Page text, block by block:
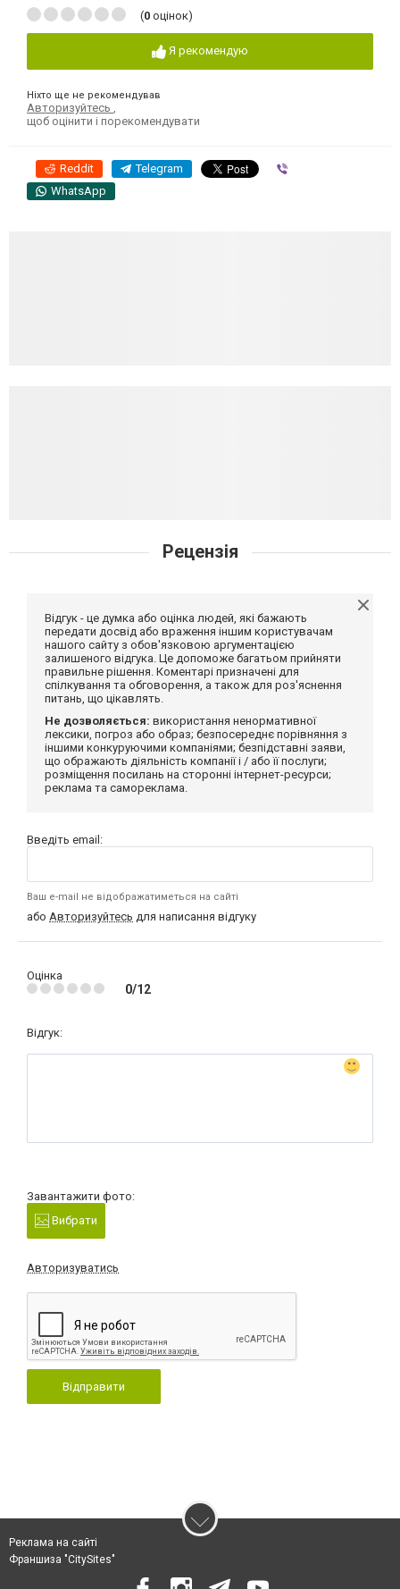
(0 оцінок)
Я рекомендую
Ніхто ще не рекомендував
Авторизуйтесь
щоб оцінити і порекомендувати
Reddit Telegram
WhatsApp
Рецензія
Відгук - це думка або оцінка людей, які бажають
передати досвід або враження іншим користувачам
нашого сайту з обов'язковою аргументацією
залишеного відгука. Це допоможе багатьом прийняти
правильне рішення. Коментарі призначені для
спілкування та обговорення, а також для роз'яснення
питань, що цікавлять.
Не дозволяється: використання ненормативної
лексики, погроз або образ; безпосереднє порівняння з
іншими конкуруючими компаніями; безпідставні заяви,
що ображають діяльність компанії і / або її послуги;
розміщення посилань на сторонні інтернет-ресурси;
реклама та самореклама.
Введіть email:
Ваш e-mail не відображатиметься на сайті
або Авторизуйтесь для написання відгуку
Оцінка
0/12
Відгук:
Завантажити фото:
Вибрати
Авторизуватись
Відправити
Реклама на сайті
Франшиза "CitySites"